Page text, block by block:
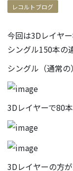
レコルトブログ
今回は3Dレイヤ
シングル150本の
シングル（通常
3Dレイヤーで80
3Dレイヤーの方